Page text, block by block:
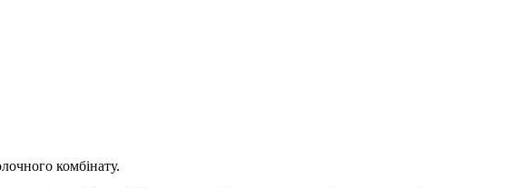
комбінату.